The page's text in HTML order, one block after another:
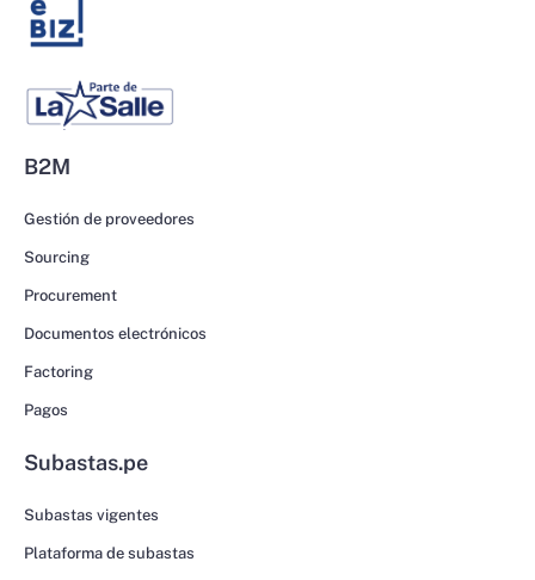
B2M
Gestión de proveedores
Sourcing
Procurement
Documentos electrónicos
Factoring
Pagos
Subastas.pe
Subastas vigentes
Plataforma de subastas